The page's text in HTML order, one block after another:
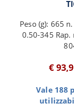
Peso (g): 665
0.50-345 Rap.
€
Vale 188